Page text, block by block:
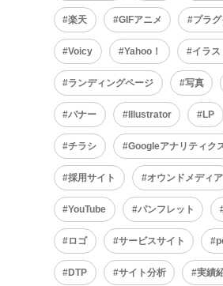
楽天 GIFアニメ プラ
Voicy Yahoo！ イラス
ランディングページ 写真
バナー Illustrator LP
チラシ Googleアナリティク
採用サイト オウンドメディア
YouTube パンフレット
ロゴ サービスサイト
DTP サイト分析 実績